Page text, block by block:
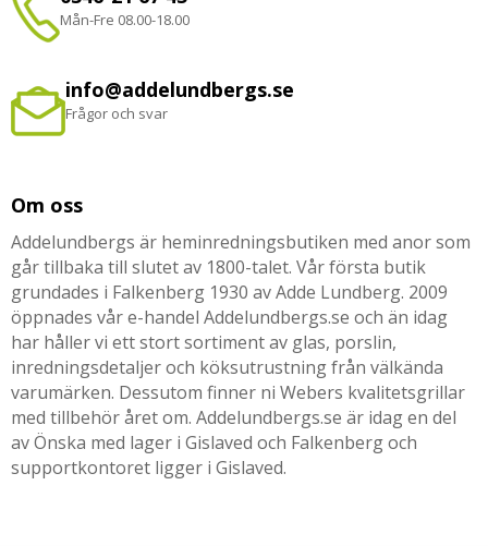
Mån-Fre 08.00-18.00
info@addelundbergs.se
Frågor och svar
Om oss
Addelundbergs är heminredningsbutiken med anor som
går tillbaka till slutet av 1800-talet. Vår första butik
grundades i Falkenberg 1930 av Adde Lundberg. 2009
öppnades vår e-handel Addelundbergs.se och än idag
har håller vi ett stort sortiment av glas, porslin,
inredningsdetaljer och köksutrustning från välkända
varumärken. Dessutom finner ni Webers kvalitetsgrillar
med tillbehör året om. Addelundbergs.se är idag en del
av Önska med lager i Gislaved och Falkenberg och
supportkontoret ligger i Gislaved.